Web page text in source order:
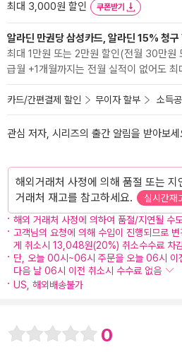
최대 3,000원 할인
쿠폰받기
알라딘 만권당 삼성카드, 알라딘 15% 청구
최대 1만원 또는 2만원 할인(전월 30만
급월 +1개월까지는 전월 실적이 없어도 최
카드/간편결제 할인 무이자 할부 소득
관심 저자, 시리즈의 출간 알림을 받아보세
해외거래처 사정에 의해 품절 또는 지
거래처 재고를 참고하세요.
실시간재
해외 거래처 사정에 의하여 품절/지연될 수
고객님의 요청에 의해 수입이 진행되므로
게 취소시 13,048원(20%) 취소수수료 차
단, 오늘 00시~06시 주문을 오늘 06시 이
다음 날 06시 이전 취소시 수수료 없음
US, 해외배송불가
0